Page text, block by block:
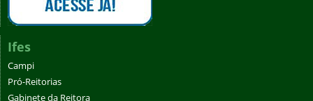
Ifes
Campi
Pró-Reitorias
Gabinete da Reitora